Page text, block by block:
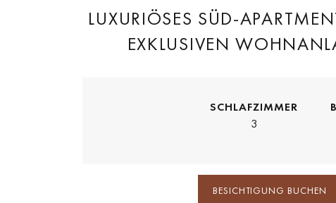
LUXURIÖSES SÜD-
EXKLUSIVEN
SCHLAFZIMMER
3
BESICHTIGUNG BUCHEN